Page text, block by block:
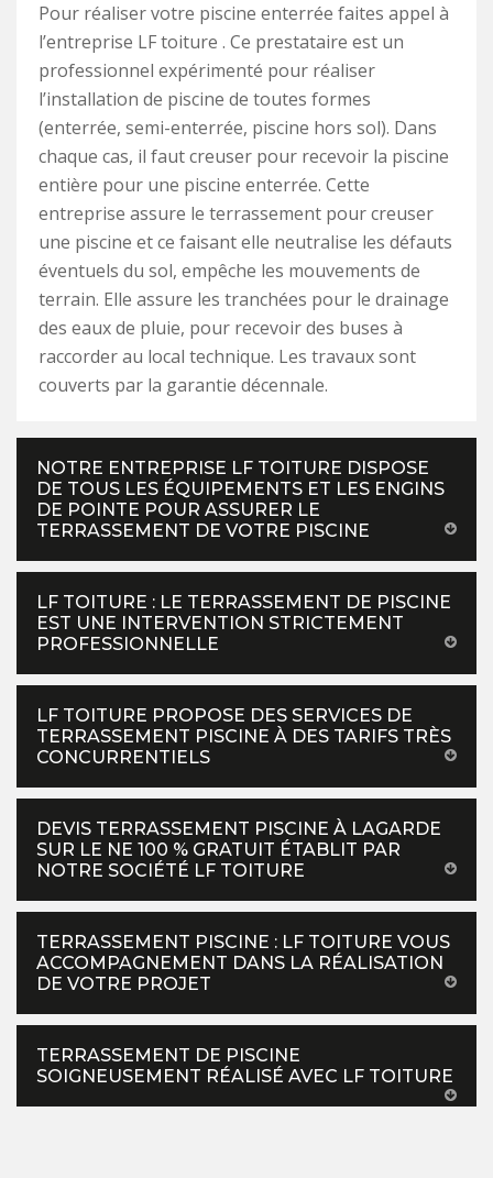
Pour réaliser votre piscine enterrée faites appel à
l’entreprise LF toiture . Ce prestataire est un
professionnel expérimenté pour réaliser
l’installation de piscine de toutes formes
(enterrée, semi-enterrée, piscine hors sol). Dans
chaque cas, il faut creuser pour recevoir la piscine
entière pour une piscine enterrée. Cette
entreprise assure le terrassement pour creuser
une piscine et ce faisant elle neutralise les défauts
éventuels du sol, empêche les mouvements de
terrain. Elle assure les tranchées pour le drainage
des eaux de pluie, pour recevoir des buses à
raccorder au local technique. Les travaux sont
couverts par la garantie décennale.
NOTRE ENTREPRISE LF TOITURE DISPOSE
DE TOUS LES ÉQUIPEMENTS ET LES ENGINS
DE POINTE POUR ASSURER LE
TERRASSEMENT DE VOTRE PISCINE
LF TOITURE : LE TERRASSEMENT DE PISCINE
EST UNE INTERVENTION STRICTEMENT
PROFESSIONNELLE
LF TOITURE PROPOSE DES SERVICES DE
TERRASSEMENT PISCINE À DES TARIFS TRÈS
CONCURRENTIELS
DEVIS TERRASSEMENT PISCINE À LAGARDE
SUR LE NE 100 % GRATUIT ÉTABLIT PAR
NOTRE SOCIÉTÉ LF TOITURE
TERRASSEMENT PISCINE : LF TOITURE VOUS
ACCOMPAGNEMENT DANS LA RÉALISATION
DE VOTRE PROJET
TERRASSEMENT DE PISCINE
SOIGNEUSEMENT RÉALISÉ AVEC LF TOITURE